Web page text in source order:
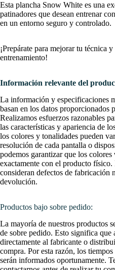
Esta plancha Snow White es una
patinadores que desean entrenar
en un entorno seguro y controlado.
¡Prepárate para mejorar tu técnica
entrenamiento!
Información relevante del
La información y especificaciones
basan en los datos proporcionados
Realizamos esfuerzos razonables
las características y apariencia de
los colores y tonalidades pueden
resolución de cada pantalla o
podemos garantizar que los
exactamente con el producto físico.
consideran defectos de fabricación
devolución.
Productos bajo sobre pedido:
La mayoría de nuestros productos
de sobre pedido. Esto significa que
directamente al fabricante o
compra. Por esta razón, los
serán informados oportunamente.